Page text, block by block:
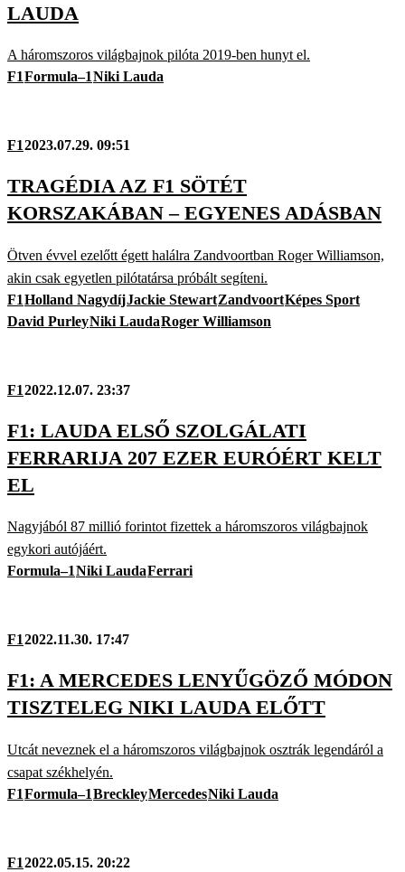
LAUDA
A háromszoros világbajnok pilóta 2019-ben hunyt el.
F1Formula–1Niki Lauda
F12023.07.29. 09:51
TRAGÉDIA AZ F1 SÖTÉT
KORSZAKÁBAN – EGYENES ADÁSBAN
Ötven évvel ezelőtt égett halálra Zandvoortban Roger Williamson,
akin csak egyetlen pilótatársa próbált segíteni.
F1Holland NagydíjJackie StewartZandvoortKépes Sport
David PurleyNiki LaudaRoger Williamson
F12022.12.07. 23:37
F1: LAUDA ELSŐ SZOLGÁLATI
FERRARIJA 207 EZER EURÓÉRT KELT
EL
Nagyjából 87 millió forintot fizettek a háromszoros világbajnok
egykori autójáért.
Formula–1Niki LaudaFerrari
F12022.11.30. 17:47
F1: A MERCEDES LENYŰGÖZŐ MÓDON
TISZTELEG NIKI LAUDA ELŐTT
Utcát neveznek el a háromszoros világbajnok osztrák legendáról a
csapat székhelyén.
F1Formula–1BreckleyMercedesNiki Lauda
F12022.05.15. 20:22